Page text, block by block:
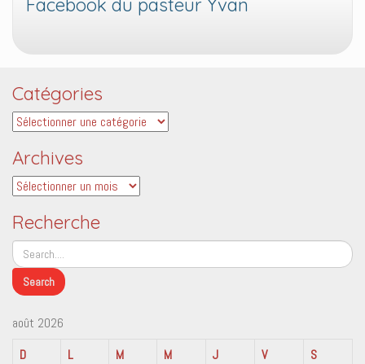
Facebook du pasteur Yvan
Catégories
Catégories
Archives
Archives
Recherche
août 2026
D
L M M J V
S